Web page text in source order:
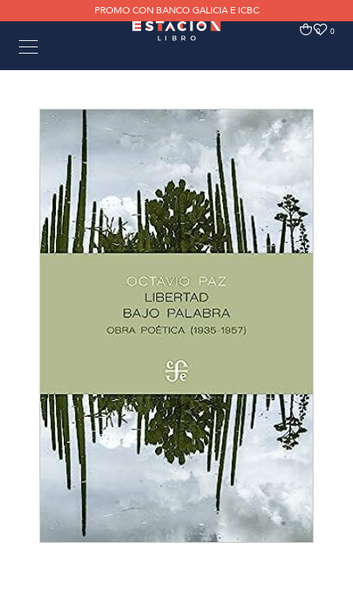
PROMO CON BANCO GALICIA E ICBC
0 0